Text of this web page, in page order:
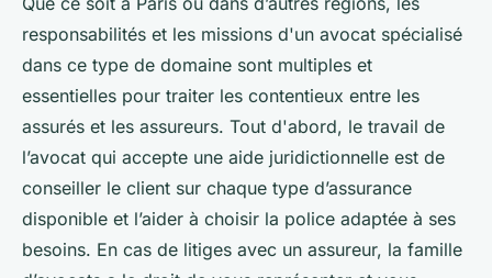
responsabilités et les missions d'un avocat spécialisé
dans ce type de domaine sont multiples et
essentielles pour traiter les contentieux entre les
assurés et les assureurs. Tout d'abord, le travail de
l’avocat qui accepte une aide juridictionnelle est de
conseiller le client sur chaque type d’assurance
disponible et l’aider à choisir la police adaptée à ses
besoins. En cas de litiges avec un assureur, la famille